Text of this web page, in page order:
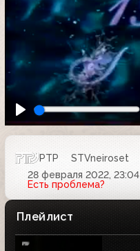
РТР STVneiroset
28 февраля 2022, 23:04
Есть проблема?
Плейлист